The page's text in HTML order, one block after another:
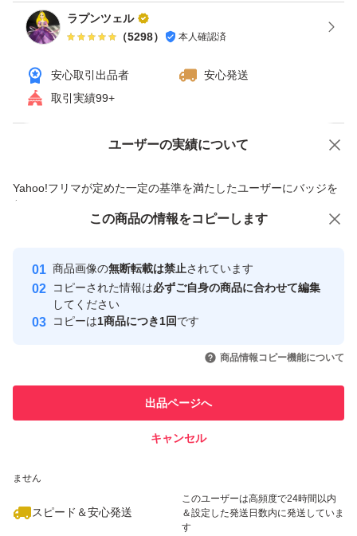
ラプンツェル
（5298） 本人確認済
安心取引出品者
安心発送
取引実績99+
ユーザーの実績について
Yahoo!フリマが定めた一定の基準を満たしたユーザーにバッジを
付与しています
安心取引出品者
心・安全なユーザーです
取引実績
引を完了させた実績があります
での取引実績があります
ません
スピード＆安心発送
このユーザーは高頻度で24時間以内
＆設定した発送日数内に発送していま
す
価格の相談 商品への質問
この商品の情報をコピーします
商品画像の無断転載は禁止されています
コピーされた情報は必ずご自身の商品に合わせて編集
してください
コピーは1商品につき1回です
商品情報コピー機能について
出品ページへ
キャンセル
この商品をみている人にオススメ